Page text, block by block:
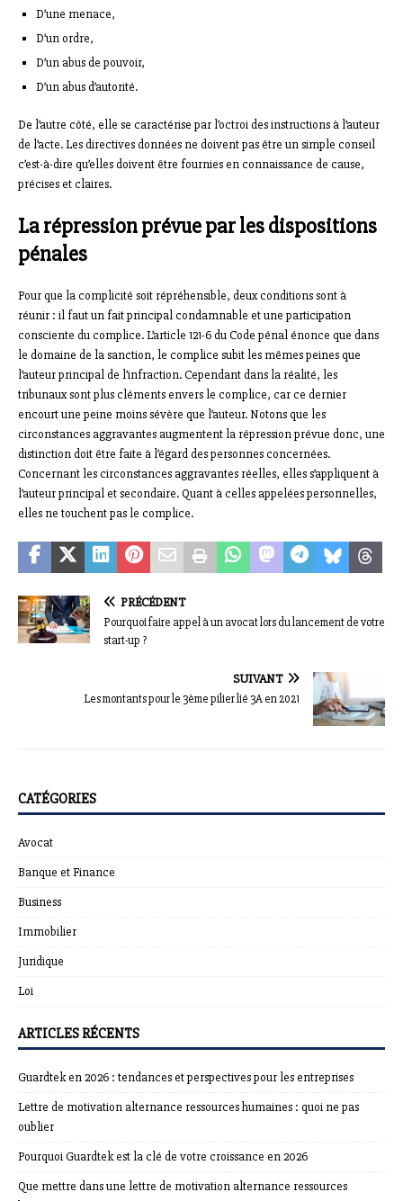
D’une menace,
D’un ordre,
D’un abus de pouvoir,
D’un abus d’autorité.
De l’autre côté, elle se caractérise par l’octroi des instructions à l’auteur
de l’acte. Les directives données ne doivent pas être un simple conseil
c’est-à-dire qu’elles doivent être fournies en connaissance de cause,
précises et claires.
La répression prévue par les dispositions
pénales
Pour que la complicité soit répréhensible, deux conditions sont à
réunir : il faut un fait principal condamnable et une participation
consciente du complice. L’article 121-6 du Code pénal énonce que dans
le domaine de la sanction, le complice subit les mêmes peines que
l’auteur principal de l’infraction. Cependant dans la réalité, les
tribunaux sont plus cléments envers le complice, car ce dernier
encourt une peine moins sévère que l’auteur. Notons que les
circonstances aggravantes augmentent la répression prévue donc, une
distinction doit être faite à l’égard des personnes concernées.
Concernant les circonstances aggravantes réelles, elles s’appliquent à
l’auteur principal et secondaire. Quant à celles appelées personnelles,
elles ne touchent pas le complice.
PRÉCÉDENT
Pourquoi faire appel à un avocat lors du lancement de votre
start-up ?
SUIVANT
Les montants pour le 3ème pilier lié 3A en 2021
CATÉGORIES
Avocat
Banque et Finance
Business
Immobilier
Juridique
Loi
ARTICLES RÉCENTS
Guardtek en 2026 : tendances et perspectives pour les entreprises
Lettre de motivation alternance ressources humaines : quoi ne pas
oublier
Pourquoi Guardtek est la clé de votre croissance en 2026
Que mettre dans une lettre de motivation alternance ressources